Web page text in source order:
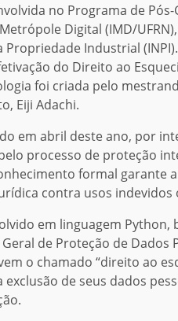
no Programa de
Digital (IMD/
Industrial
do Direito ao
foi criada pelo
Eiji Adachi.
em abril deste ano, por
processo de proteção
formal garante
contra usos indevidos
em linguagem
de Proteção de Dados
o chamado “direito ao
de seus dados